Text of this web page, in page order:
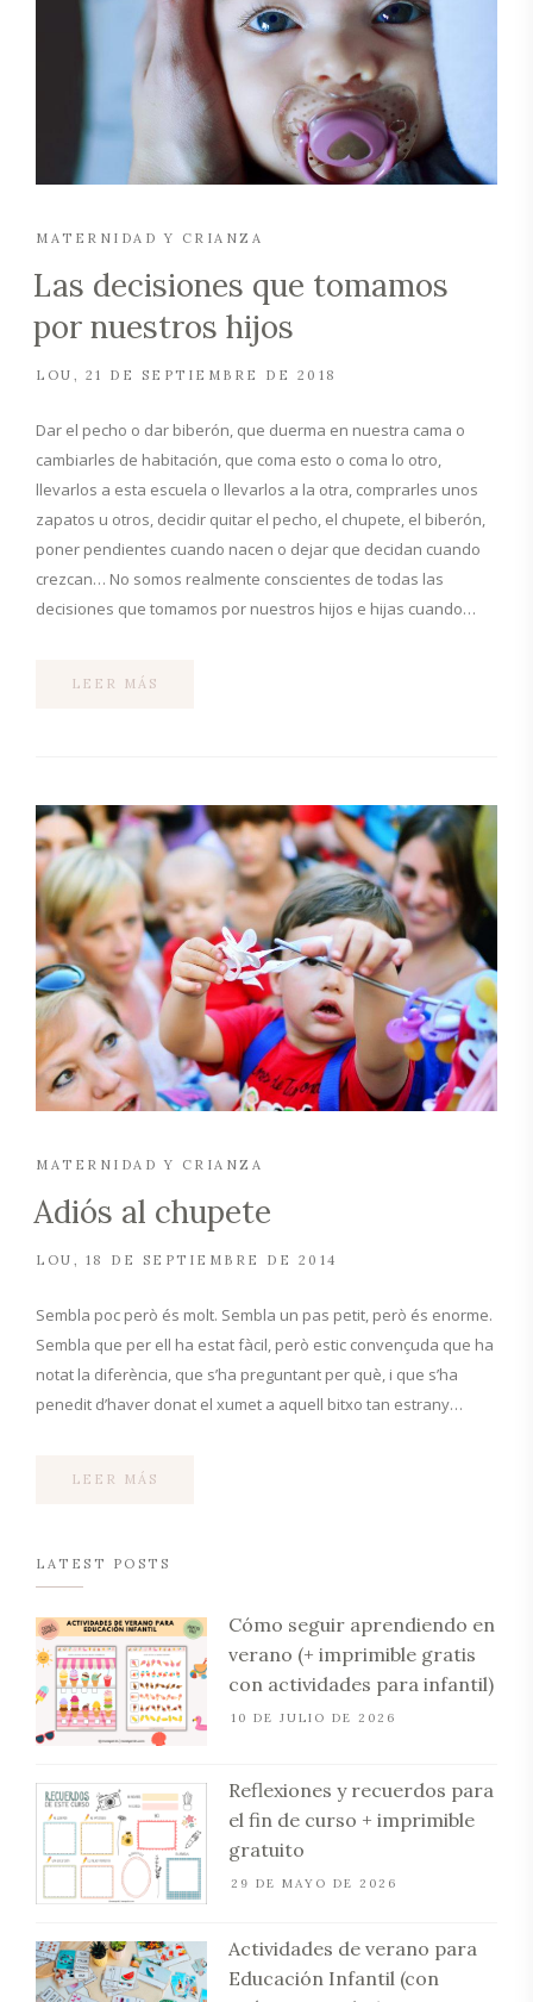
MATERNIDAD Y CRIANZA
Las decisiones que tomamos
por nuestros hijos
LOU 21 DE SEPTIEMBRE DE 2018
Dar el pecho o dar biberón, que duerma en nuestra cama o
cambiarles de habitación, que coma esto o coma lo otro,
llevarlos a esta escuela o llevarlos a la otra, comprarles unos
zapatos u otros, decidir quitar el pecho, el chupete, el biberón,
poner pendientes cuando nacen o dejar que decidan cuando
crezcan… No somos realmente conscientes de todas las
decisiones que tomamos por nuestros hijos e hijas cuando…
LEER MÁS
MATERNIDAD Y CRIANZA
Adiós al chupete
LOU 18 DE SEPTIEMBRE DE 2014
Sembla poc però és molt. Sembla un pas petit, però és enorme.
Sembla que per ell ha estat fàcil, però estic convençuda que ha
notat la diferència, que s’ha preguntant per què, i que s’ha
penedit d’haver donat el xumet a aquell bitxo tan estrany…
LEER MÁS
LATEST POSTS
Cómo seguir aprendiendo en
verano (+ imprimible gratis
con actividades para infantil)
10 DE JULIO DE 2026
Reflexiones y recuerdos para
el fin de curso + imprimible
gratuito
29 DE MAYO DE 2026
Actividades de verano para
Educación Infantil (con